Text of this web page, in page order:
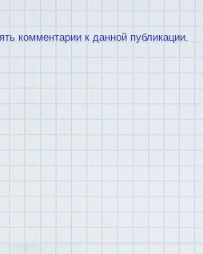
комментарии к данной публикации.